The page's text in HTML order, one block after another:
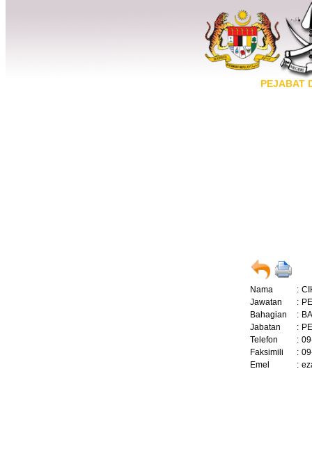
PEJABAT
Nama :
Jawatan
:
Bahagian
:
Jabatan
:
Telefon
:
Faksimili
:
Emel
: